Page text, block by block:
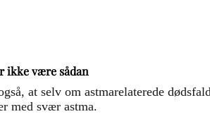
ikke være sådan
at selv om astmarelaterede
med svær astma.